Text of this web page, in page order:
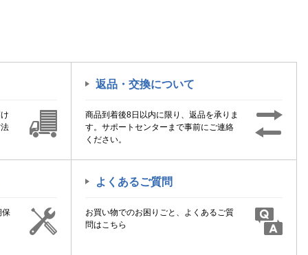
返品・交換について
商品到着後8日以内に限り、返品を承りま
す。サポートセンターまで事前にご連絡
ください。
保
よくあるご質問
お買い物でのお困りごと、よくあるご質
問はこちら